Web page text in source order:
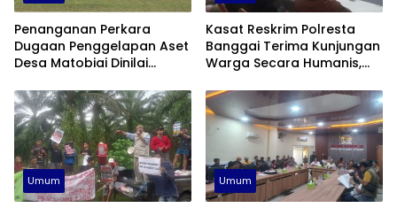
Penanganan Perkara
Dugaan Penggelapan Aset
Desa Matobiai Dinilai
Desak Segera Limpahkan
Berkas
Kasat Reskrim Polresta
Banggai Terima Kunjungan
Warga Secara Humanis,
PT KLS Secara Profesional
Umum Umum